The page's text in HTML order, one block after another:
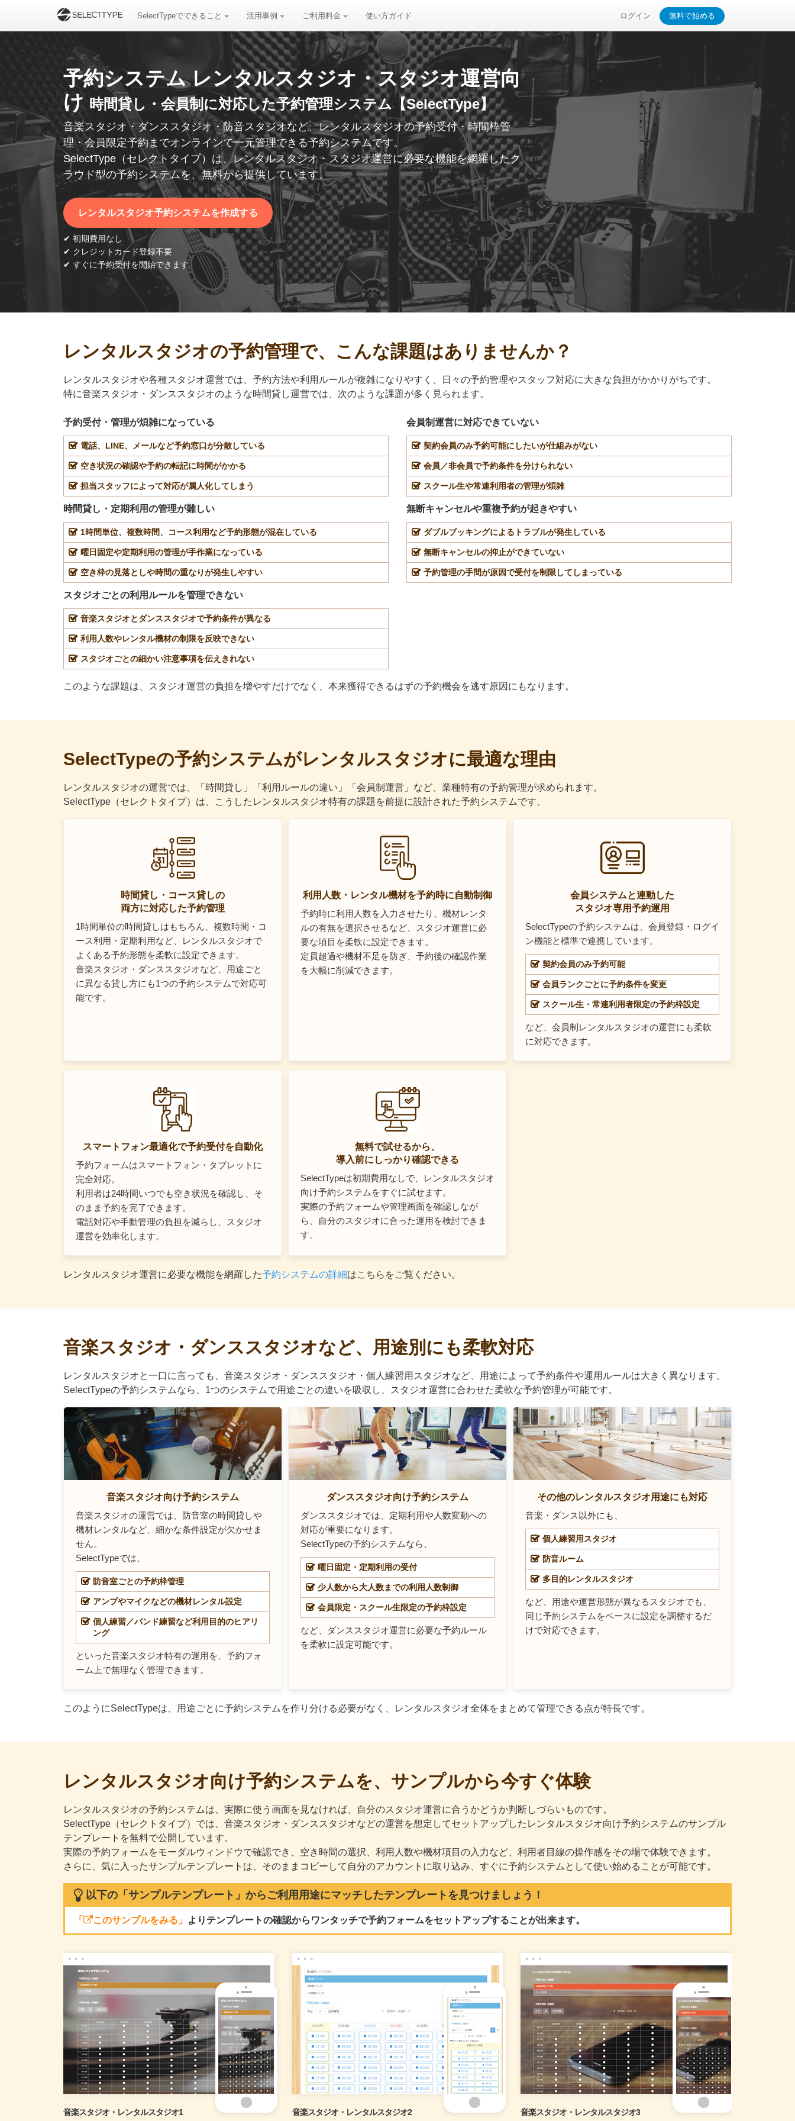
SelectTypeでできること 活用事例 ご利用料金 使い方ガイド ログイン 無料で始める
予約システム レンタルスタジオ・スタジオ運営向
け 時間貸し・会員制に対応した予約管理システム【SelectType】
音楽スタジオ・ダンススタジオ・防音スタジオなど、レンタルスタジオの予約受付・時間枠管
理・会員限定予約までオンラインで一元管理できる予約システムです。
SelectType（セレクトタイプ）は、レンタルスタジオ・スタジオ運営に必要な機能を網羅したク
ラウド型の予約システムを、無料から提供しています。
レンタルスタジオ予約システムを作成する
✔ 初期費用なし
✔ クレジットカード登録不要
✔ すぐに予約受付を開始できます
レンタルスタジオの予約管理で、こんな課題はありませんか？
レンタルスタジオや各種スタジオ運営では、予約方法や利用ルールが複雑になりやすく、日々の予約管理やスタッフ対応に大きな負担がかかりがちです。
特に音楽スタジオ・ダンススタジオのような時間貸し運営では、次のような課題が多く見られます。
予約受付・管理が煩雑になっている
電話、LINE、メールなど予約窓口が分散している
空き状況の確認や予約の転記に時間がかかる
担当スタッフによって対応が属人化してしまう
時間貸し・定期利用の管理が難しい
1時間単位、複数時間、コース利用など予約形態が混在している
曜日固定や定期利用の管理が手作業になっている
空き枠の見落としや時間の重なりが発生しやすい
スタジオごとの利用ルールを管理できない
音楽スタジオとダンススタジオで予約条件が異なる
利用人数やレンタル機材の制限を反映できない
スタジオごとの細かい注意事項を伝えきれない
会員制運営に対応できていない
契約会員のみ予約可能にしたいが仕組みがない
会員／非会員で予約条件を分けられない
スクール生や常連利用者の管理が煩雑
無断キャンセルや重複予約が起きやすい
ダブルブッキングによるトラブルが発生している
無断キャンセルの抑止ができていない
予約管理の手間が原因で受付を制限してしまっている
このような課題は、スタジオ運営の負担を増やすだけでなく、本来獲得できるはずの予約機会を逃す原因にもなります。
SelectTypeの予約システムがレンタルスタジオに最適な理由
レンタルスタジオの運営では、「時間貸し」「利用ルールの違い」「会員制運営」など、業種特有の予約管理が求められます。
SelectType（セレクトタイプ）は、こうしたレンタルスタジオ特有の課題を前提に設計された予約システムです。
時間貸し・コース貸しの
両方に対応した予約管理
1時間単位の時間貸しはもちろん、複数時間・コ
ース利用・定期利用など、レンタルスタジオで
よくある予約形態を柔軟に設定できます。
音楽スタジオ・ダンススタジオなど、用途ごと
に異なる貸し方にも1つの予約システムで対応可
能です。
利用人数・レンタル機材を予約時に自動制御
予約時に利用人数を入力させたり、機材レンタ
ルの有無を選択させるなど、スタジオ運営に必
要な項目を柔軟に設定できます。
定員超過や機材不足を防ぎ、予約後の確認作業
を大幅に削減できます。
会員システムと連動した
スタジオ専用予約運用
SelectTypeの予約システムは、会員登録・ログイ
ン機能と標準で連携しています。
契約会員のみ予約可能
会員ランクごとに予約条件を変更
スクール生・常連利用者限定の予約枠設定
など、会員制レンタルスタジオの運営にも柔軟
に対応できます。
スマートフォン最適化で予約受付を自動化
予約フォームはスマートフォン・タブレットに
完全対応。
利用者は24時間いつでも空き状況を確認し、そ
のまま予約を完了できます。
電話対応や手動管理の負担を減らし、スタジオ
運営を効率化します。
無料で試せるから、
導入前にしっかり確認できる
SelectTypeは初期費用なしで、レンタルスタジオ
向け予約システムをすぐに試せます。
実際の予約フォームや管理画面を確認しなが
ら、自分のスタジオに合った運用を検討できま
す。
レンタルスタジオ運営に必要な機能を網羅した予約システムの詳細はこちらをご覧ください。
音楽スタジオ・ダンススタジオなど、用途別にも柔軟対応
レンタルスタジオと一口に言っても、音楽スタジオ・ダンススタジオ・個人練習用スタジオなど、用途によって予約条件や運用ルールは大きく異なります。
SelectTypeの予約システムなら、1つのシステムで用途ごとの違いを吸収し、スタジオ運営に合わせた柔軟な予約管理が可能です。
音楽スタジオ向け予約システム
音楽スタジオの運営では、防音室の時間貸しや
機材レンタルなど、細かな条件設定が欠かせま
せん。
SelectTypeでは、
防音室ごとの予約枠管理
アンプやマイクなどの機材レンタル設定
個人練習／バンド練習など利用目的のヒアリ
ング
といった音楽スタジオ特有の運用を、予約フォ
ーム上で無理なく管理できます。
ダンススタジオ向け予約システム
ダンススタジオでは、定期利用や人数変動への
対応が重要になります。
SelectTypeの予約システムなら、
曜日固定・定期利用の受付
少人数から大人数までの利用人数制御
会員限定・スクール生限定の予約枠設定
など、ダンススタジオ運営に必要な予約ルール
を柔軟に設定可能です。
その他のレンタルスタジオ用途にも対応
音楽・ダンス以外にも、
個人練習用スタジオ
防音ルーム
多目的レンタルスタジオ
など、用途や運営形態が異なるスタジオでも、
同じ予約システムをベースに設定を調整するだ
けで対応できます。
このようにSelectTypeは、用途ごとに予約システムを作り分ける必要がなく、レンタルスタジオ全体をまとめて管理できる点が特長です。
レンタルスタジオ向け予約システムを、サンプルから今すぐ体験
レンタルスタジオの予約システムは、実際に使う画面を見なければ、自分のスタジオ運営に合うかどうか判断しづらいものです。
SelectType（セレクトタイプ）では、音楽スタジオ・ダンススタジオなどの運営を想定してセットアップしたレンタルスタジオ向け予約システムのサンプル
テンプレートを無料で公開しています。
実際の予約フォームをモーダルウィンドウで確認でき、空き時間の選択、利用人数や機材項目の入力など、利用者目線の操作感をその場で体験できます。
さらに、気に入ったサンプルテンプレートは、そのままコピーして自分のアカウントに取り込み、すぐに予約システムとして使い始めることが可能です。
以下の「サンプルテンプレート」からご利用用途にマッチしたテンプレートを見つけましょう！
「 このサンプルをみる」 よりテンプレートの確認からワンタッチで予約フォームをセットアップすることが出来ます。
音楽スタジオ・レンタルスタジオ1
音楽スタジオ・レンタルスタジオ2
音楽スタジオ・レンタルスタジオ3